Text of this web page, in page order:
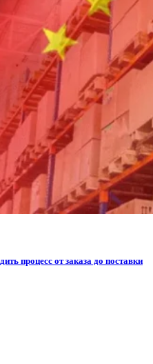
процесс от заказа до поставки